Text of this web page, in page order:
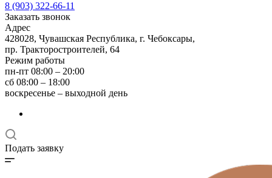
8 (903) 322-66-11
Заказать звонок
Адрес
428028, Чувашская Республика, г. Чебоксары,
пр. Тракторостроителей, 64
Режим работы
пн-пт 08:00 – 20:00
сб 08:00 – 18:00
воскресенье – выходной день
Подать заявку